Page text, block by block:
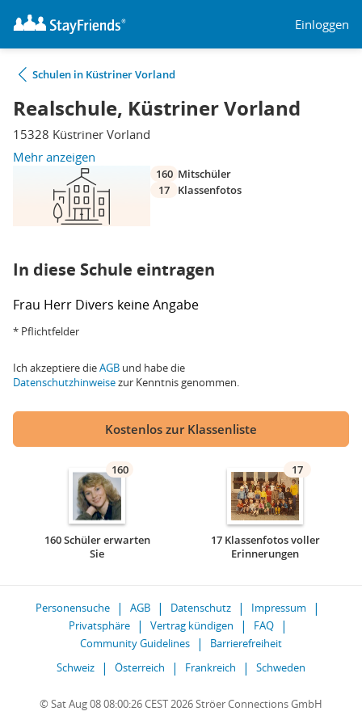
Einloggen
Schulen in Küstriner Vorland
Realschule, Küstriner Vorland
15328 Küstriner Vorland
Mehr anzeigen
160 Mitschüler
17
Klassenfotos
In diese Schule eintragen
Frau Herr Divers keine Angabe
* Pflichtfelder
Ich akzeptiere dieAGB und habe die
Datenschutzhinweisezur Kenntnis genommen.
Kostenlos zur Klassenliste
160
160 Schüler erwarten
Sie
17
17 Klassenfotos voller
Erinnerungen
Personensuche AGB Datenschutz
Impressum
Privatsphäre
Vertrag kündigen
FAQ
Community Guidelines
Barrierefreiheit
Schweiz
Österreich Frankreich Schweden
© Sat Aug 08 08:00:26 CEST 2026 Ströer Connections GmbH